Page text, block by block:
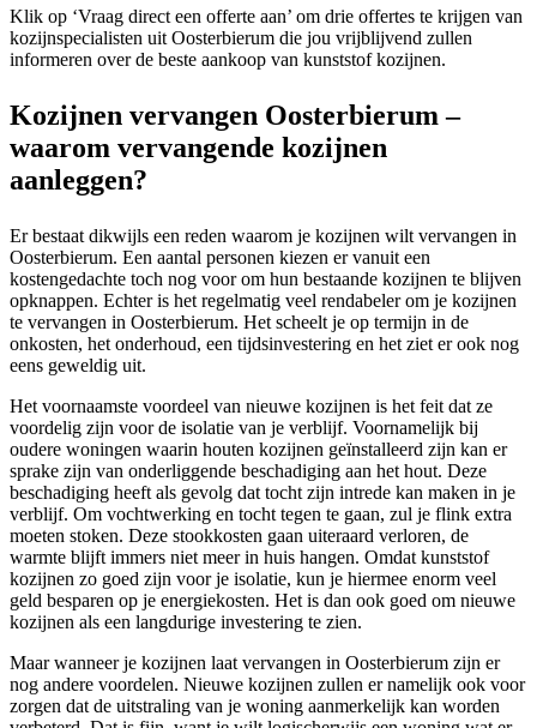
Klik op ‘Vraag direct een offerte aan’ om drie offertes te krijgen van
kozijnspecialisten uit Oosterbierum die jou vrijblijvend zullen
informeren over de beste aankoop van kunststof kozijnen.
Kozijnen vervangen Oosterbierum –
waarom vervangende kozijnen
aanleggen?
Er bestaat dikwijls een reden waarom je kozijnen wilt vervangen in
Oosterbierum. Een aantal personen kiezen er vanuit een
kostengedachte toch nog voor om hun bestaande kozijnen te blijven
opknappen. Echter is het regelmatig veel rendabeler om je kozijnen
te vervangen in Oosterbierum. Het scheelt je op termijn in de
onkosten, het onderhoud, een tijdsinvestering en het ziet er ook nog
eens geweldig uit.
Het voornaamste voordeel van nieuwe kozijnen is het feit dat ze
voordelig zijn voor de isolatie van je verblijf. Voornamelijk bij
oudere woningen waarin houten kozijnen geïnstalleerd zijn kan er
sprake zijn van onderliggende beschadiging aan het hout. Deze
beschadiging heeft als gevolg dat tocht zijn intrede kan maken in je
verblijf. Om vochtwerking en tocht tegen te gaan, zul je flink extra
moeten stoken. Deze stookkosten gaan uiteraard verloren, de
warmte blijft immers niet meer in huis hangen. Omdat kunststof
kozijnen zo goed zijn voor je isolatie, kun je hiermee enorm veel
geld besparen op je energiekosten. Het is dan ook goed om nieuwe
kozijnen als een langdurige investering te zien.
Maar wanneer je kozijnen laat vervangen in Oosterbierum zijn er
nog andere voordelen. Nieuwe kozijnen zullen er namelijk ook voor
zorgen dat de uitstraling van je woning aanmerkelijk kan worden